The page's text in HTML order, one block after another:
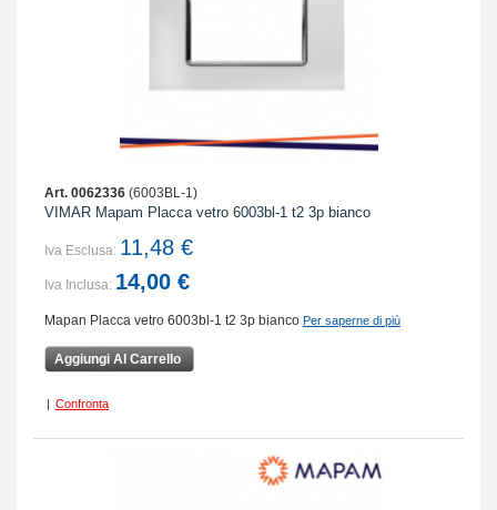
Art. 0062336 (6003BL-1)
VIMAR Mapam Placca vetro 6003bl-1 t2 3p bianco
Iva Esclusa: 11,48 €
Iva Inclusa: 14,00 €
Mapan Placca vetro 6003bl-1 t2 3p bianco Per saperne di più
Aggiungi Al Carrello
| Confronta